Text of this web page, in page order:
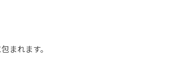
まれます。